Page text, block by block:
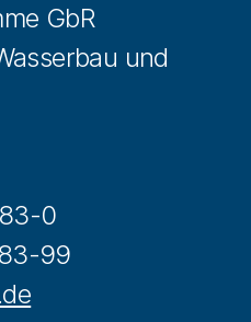
GbR
und
0
99